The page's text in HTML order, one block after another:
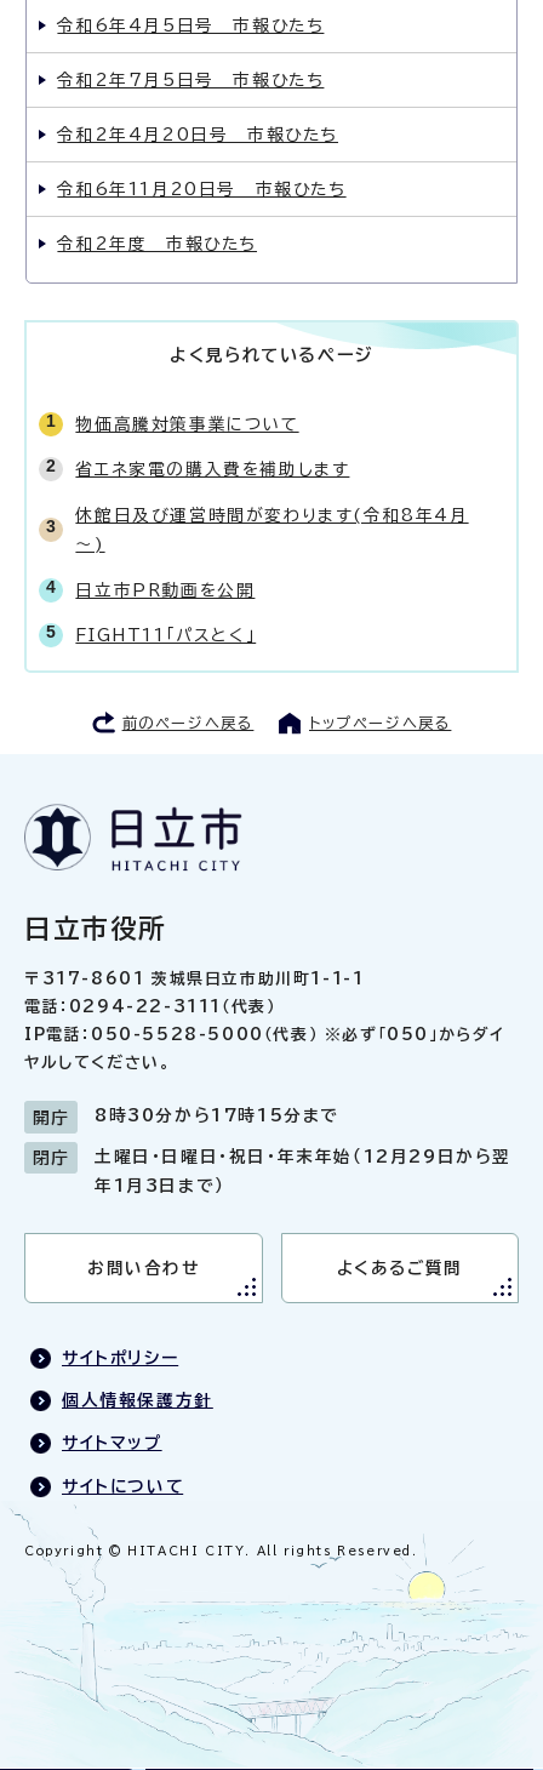
令和6年4月5日号 市報ひたち
令和2年7月5日号 市報ひたち
令和2年4月20日号 市報ひたち
令和6年11月20日号 市報ひたち
令和2年度 市報ひたち
よく見られているページ
物価高騰対策事業について
省エネ家電の購入費を補助します
休館日及び運営時間が変わります(令和8年4月
～)
日立市PR動画を公開
FIGHT11「パスとく」
前のページへ戻る トップページへ戻る
日立市役所
〒317-8601 茨城県日立市助川町1-1-1
電話：0294-22-3111（代表）
IP電話：050-5528-5000（代表） ※必ず「050」からダイ
ヤルしてください。
開庁 8時30分から17時15分まで
閉庁
土曜日・日曜日・祝日・年末年始（12月29日から翌
年1月3日まで）
お問い合わせ よくあるご質問
サイトポリシー
個人情報保護方針
サイトマップ
サイトについて
Copyright © HITACHI CITY. All rights Reserved.